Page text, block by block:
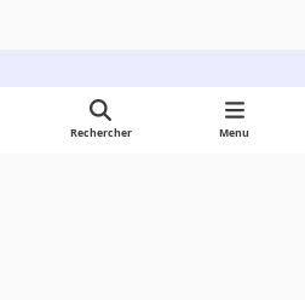
Rechercher Menu